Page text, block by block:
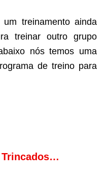
treinamento ainda
treinar outro grupo
nós temos uma
de treino para
Trincados…